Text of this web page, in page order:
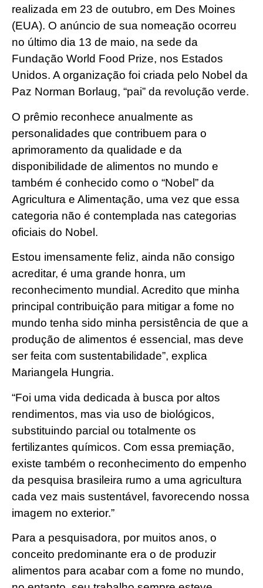
realizada em 23 de outubro, em Des Moines
(EUA). O anúncio de sua nomeação ocorreu
no último dia 13 de maio, na sede da
Fundação World Food Prize, nos Estados
Unidos. A organização foi criada pelo Nobel da
Paz Norman Borlaug, “pai” da revolução verde.
O prêmio reconhece anualmente as
personalidades que contribuem para o
aprimoramento da qualidade e da
disponibilidade de alimentos no mundo e
também é conhecido como o “Nobel” da
Agricultura e Alimentação, uma vez que essa
categoria não é contemplada nas categorias
oficiais do Nobel.
Estou imensamente feliz, ainda não consigo
acreditar, é uma grande honra, um
reconhecimento mundial. Acredito que minha
principal contribuição para mitigar a fome no
mundo tenha sido minha persistência de que a
produção de alimentos é essencial, mas deve
ser feita com sustentabilidade”, explica
Mariangela Hungria.
“Foi uma vida dedicada à busca por altos
rendimentos, mas via uso de biológicos,
substituindo parcial ou totalmente os
fertilizantes químicos. Com essa premiação,
existe também o reconhecimento do empenho
da pesquisa brasileira rumo a uma agricultura
cada vez mais sustentável, favorecendo nossa
imagem no exterior.”
Para a pesquisadora, por muitos anos, o
conceito predominante era o de produzir
alimentos para acabar com a fome no mundo,